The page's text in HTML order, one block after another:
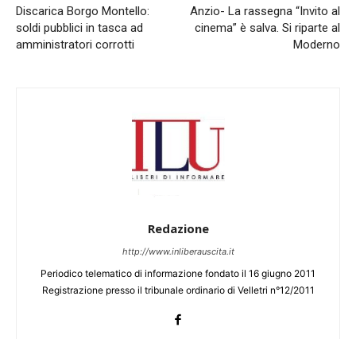
Discarica Borgo Montello:
soldi pubblici in tasca ad
amministratori corrotti
Anzio- La rassegna “Invito al
cinema” è salva. Si riparte al
Moderno
Redazione
http://www.inliberauscita.it
Periodico telematico di informazione fondato il 16 giugno 2011
Registrazione presso il tribunale ordinario di Velletri n°12/2011